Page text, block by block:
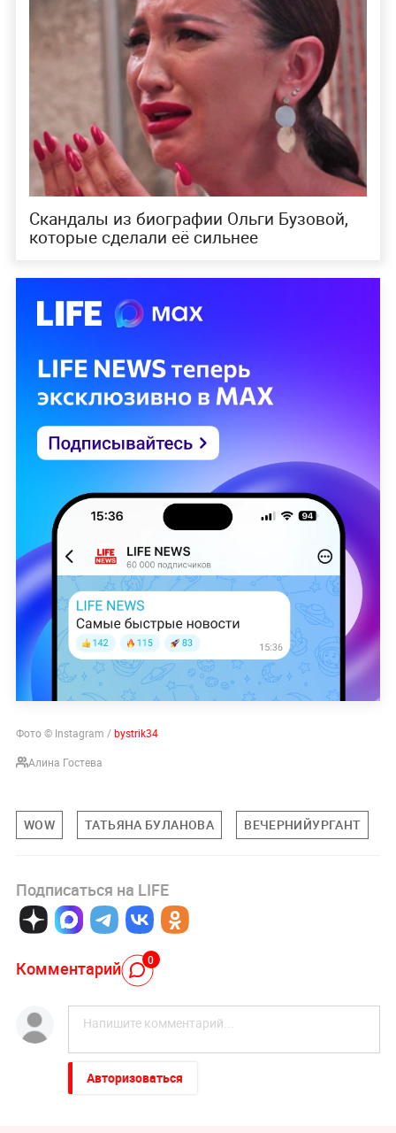
Скандалы из биографии Ольги Бузовой,
которые сделали её сильнее
Фото © Instagram /bystrik34
Алина Гостева
WOW ТАТЬЯНА БУЛАНОВА ВЕЧЕРНИЙУРГАНТ
Подписаться на LIFE
Комментарий 0
Авторизоваться